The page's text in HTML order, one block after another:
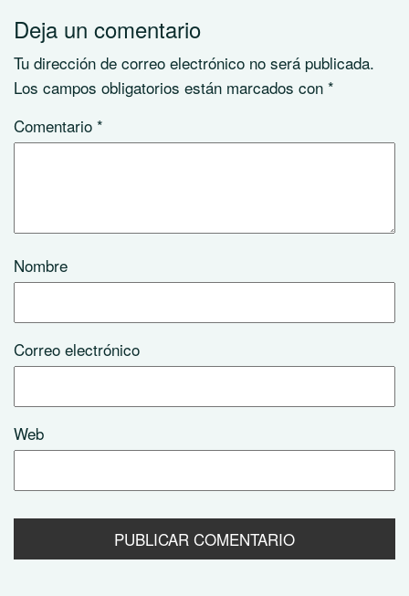
Deja un comentario
Tu dirección de correo electrónico no será publicada.
Los campos obligatorios están marcados con *
Comentario *
Nombre
Correo electrónico
Web